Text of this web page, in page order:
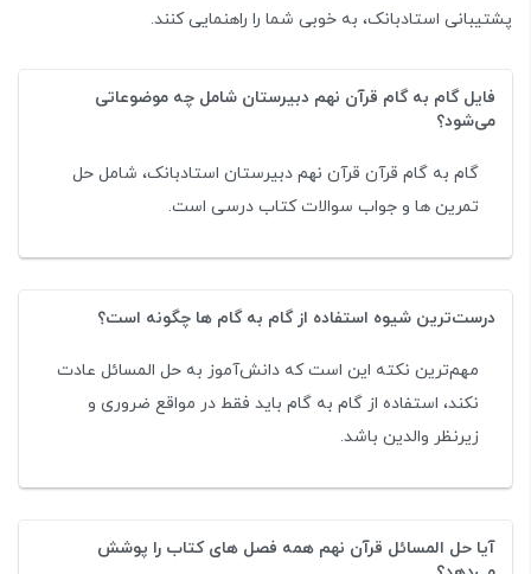
پشتیبانی استادبانک، به خوبی شما را راهنمایی کنند.
فایل گام به گام قرآن نهم دبیرستان شامل چه موضوعاتی
می‌شود؟
گام به گام قرآن قرآن نهم دبیرستان استادبانک، شامل حل
تمرین ها و جواب سوالات کتاب درسی است.
درست‌ترین شیوه استفاده از گام به گام ها چگونه است؟
مهم‌ترین نکته این است که دانش‌آموز به حل المسائل عادت
نکند، استفاده از گام به گام باید فقط در مواقع ضروری و
زیرنظر والدین باشد.
آیا حل المسائل قرآن نهم همه فصل های کتاب را پوشش